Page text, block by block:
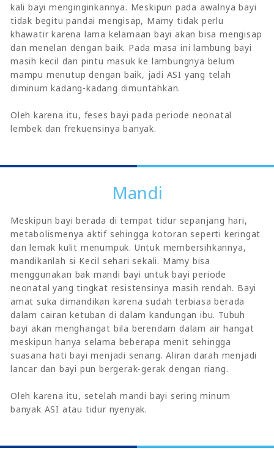
kali bayi menginginkannya. Meskipun pada awalnya bayi
tidak begitu pandai mengisap, Mamy tidak perlu
khawatir karena lama kelamaan bayi akan bisa mengisap
dan menelan dengan baik. Pada masa ini lambung bayi
masih kecil dan pintu masuk ke lambungnya belum
mampu menutup dengan baik, jadi ASI yang telah
diminum kadang-kadang dimuntahkan.
Oleh karena itu, feses bayi pada periode neonatal
lembek dan frekuensinya banyak.
Mandi
Meskipun bayi berada di tempat tidur sepanjang hari,
metabolismenya aktif sehingga kotoran seperti keringat
dan lemak kulit menumpuk. Untuk membersihkannya,
mandikanlah si Kecil sehari sekali. Mamy bisa
menggunakan bak mandi bayi untuk bayi periode
neonatal yang tingkat resistensinya masih rendah. Bayi
amat suka dimandikan karena sudah terbiasa berada
dalam cairan ketuban di dalam kandungan ibu. Tubuh
bayi akan menghangat bila berendam dalam air hangat
meskipun hanya selama beberapa menit sehingga
suasana hati bayi menjadi senang. Aliran darah menjadi
lancar dan bayi pun bergerak-gerak dengan riang.
Oleh karena itu, setelah mandi bayi sering minum
banyak ASI atau tidur nyenyak.